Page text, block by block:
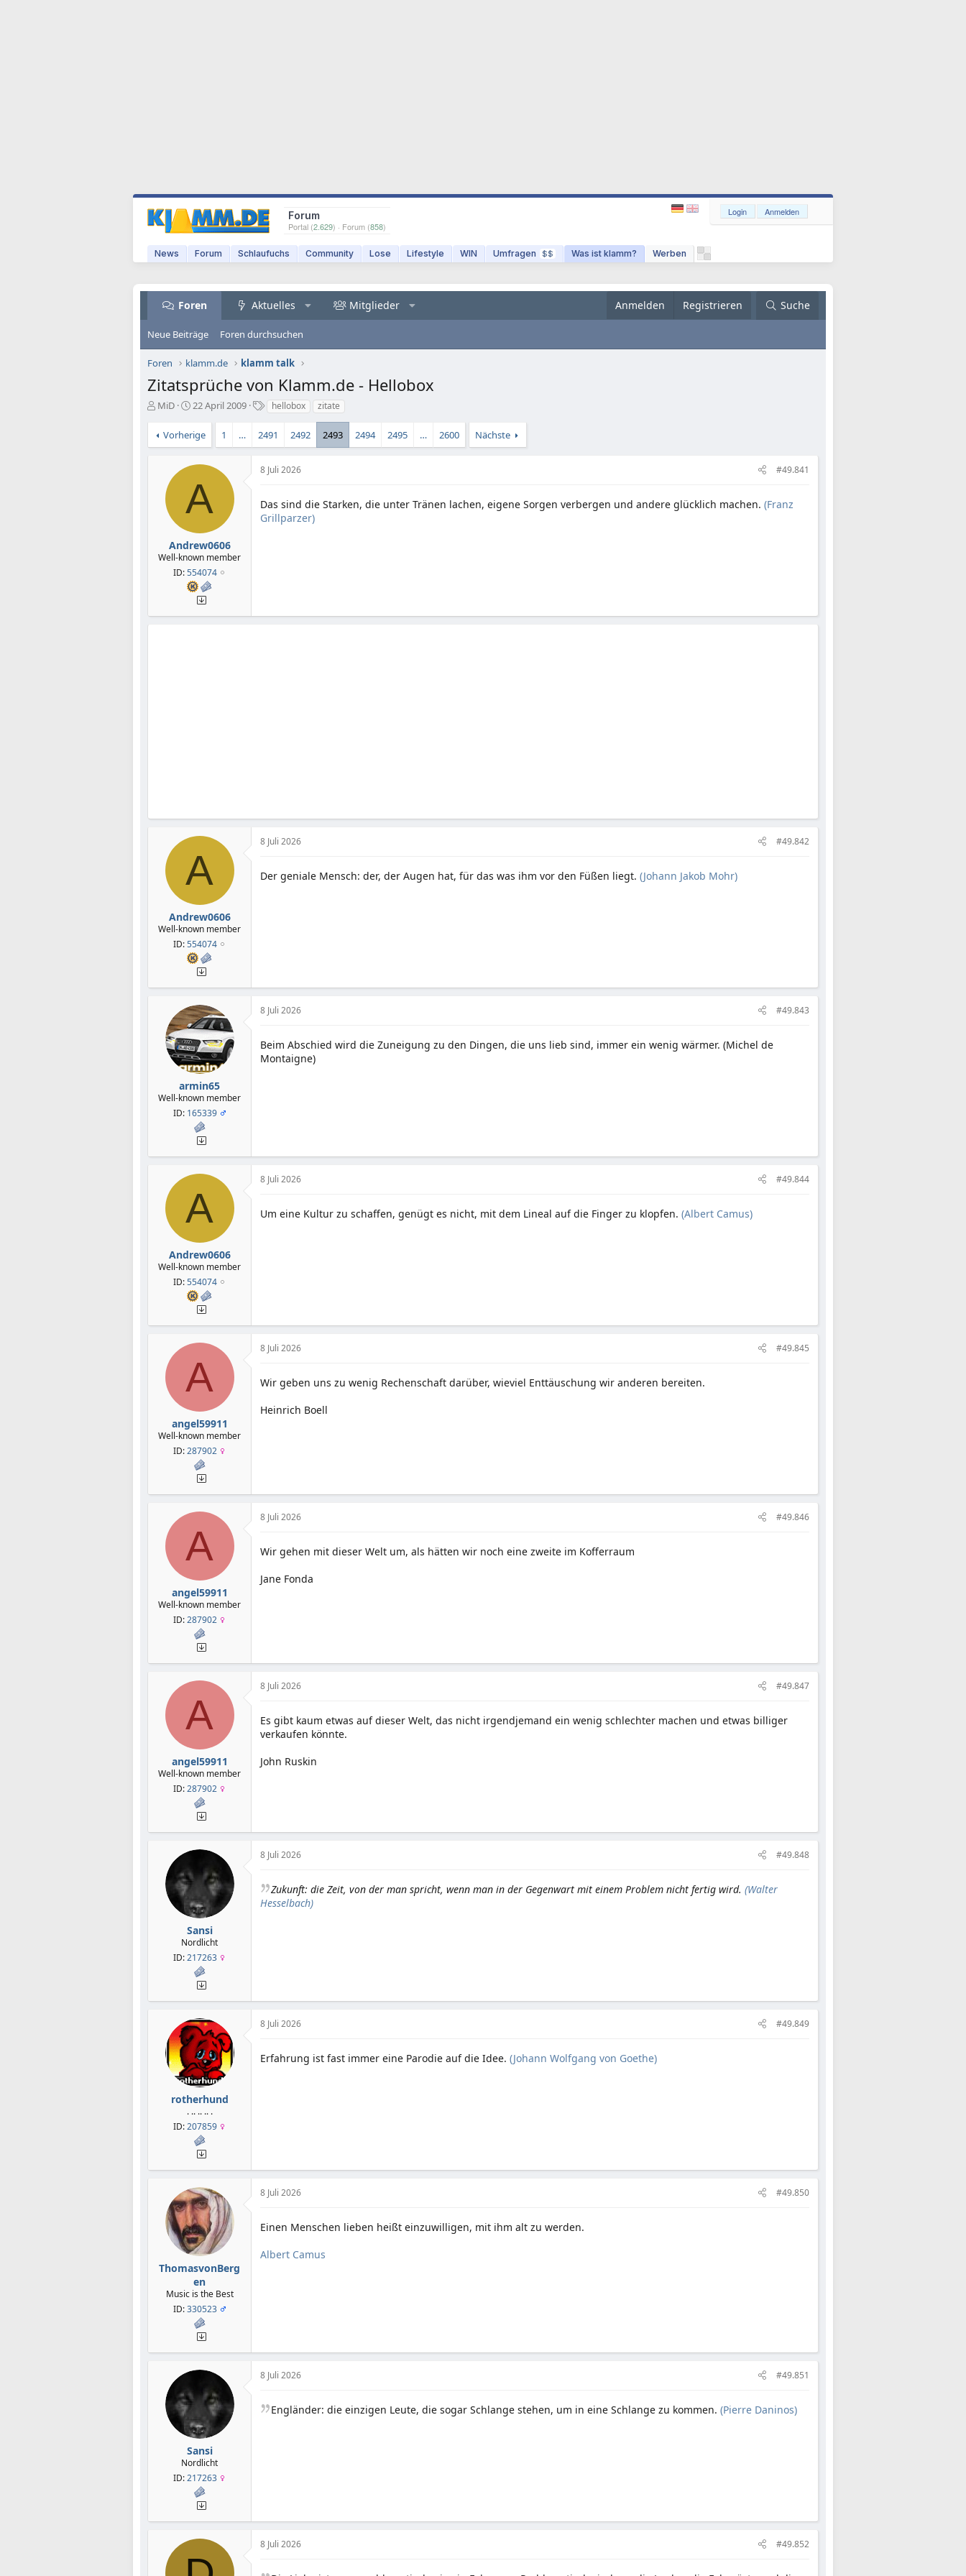
Forum
Portal (2.629) · Forum (858)
News Forum Schlaufuchs Community Lose Lifestyle WIN Umfragen $$ Was ist klamm? Werben
Login Anmelden
Foren Aktuelles Mitglieder Anmelden Registrieren Suche
Neue Beiträge Foren durchsuchen
Foren klamm.de klamm talk
Zitatsprüche von Klamm.de - Hellobox
E
s
MiD
E
s
l
t
a
22 April 2009
S
h
g
r
t
hellobox zitate
Vorherige 1 … 2491 2492 2493 2494 2495 … 2600 Nächste
A
Andrew0606
Well-known member
ID:554074
8 Juli 2026 #49.841
Das sind die Starken, die unter Tränen lachen, eigene Sorgen verbergen und andere glücklich machen. (Franz
Grillparzer)
A
Andrew0606
Well-known member
ID:554074
8 Juli 2026 #49.842
Der geniale Mensch: der, der Augen hat, für das was ihm vor den Füßen liegt. (Johann Jakob Mohr)
armin65
Well-known member
ID: 165339
8 Juli 2026 #49.843
Beim Abschied wird die Zuneigung zu den Dingen, die uns lieb sind, immer ein wenig wärmer. (Michel de
Montaigne)
A
Andrew0606
Well-known member
ID:554074
8 Juli 2026 #49.844
Um eine Kultur zu schaffen, genügt es nicht, mit dem Lineal auf die Finger zu klopfen. (Albert Camus)
A
angel59911
Well-known member
ID:287902
8 Juli 2026 #49.845
Wir geben uns zu wenig Rechenschaft darüber, wieviel Enttäuschung wir anderen bereiten.
Heinrich Boell
A
angel59911
Well-known member
ID:287902
8 Juli 2026 #49.846
Wir gehen mit dieser Welt um, als hätten wir noch eine zweite im Kofferraum
Jane Fonda
A
angel59911
Well-known member
ID:287902
8 Juli 2026 #49.847
Es gibt kaum etwas auf dieser Welt, das nicht irgendjemand ein wenig schlechter machen und etwas billiger
verkaufen könnte.
John Ruskin
Sansi
Nordlicht
ID:217263
8 Juli 2026 #49.848
Zukunft: die Zeit, von der man spricht, wenn man in der Gegenwart mit einem Problem nicht fertig wird. (Walter
Hesselbach)
rotherhund
. .. .. .. .
ID:207859
8 Juli 2026 #49.849
Erfahrung ist fast immer eine Parodie auf die Idee. (Johann Wolfgang von Goethe)
ThomasvonBerg
en
Music is the Best
ID:330523
8 Juli 2026 #49.850
Einen Menschen lieben heißt einzuwilligen, mit ihm alt zu werden.
Albert Camus
Sansi
Nordlicht
ID:217263
8 Juli 2026 #49.851
Engländer: die einzigen Leute, die sogar Schlange stehen, um in eine Schlange zu kommen. (Pierre Daninos)
8 Juli 2026 #49.852